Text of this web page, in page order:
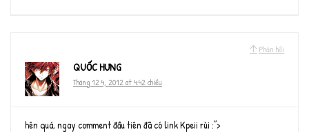
Phản hồi
QUỐC HƯNG
Tháng 12 4, 2012 at 4:42 chiều
hên quá, ngay comment đầu tiên đã có link Kpeii rùi :”>